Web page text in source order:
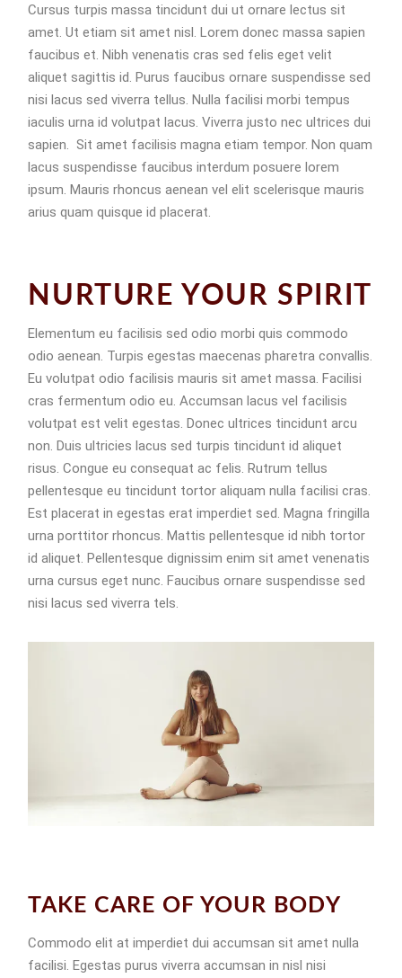
Cursus turpis massa tincidunt dui ut ornare lectus sit
amet. Ut etiam sit amet nisl. Lorem donec massa sapien
faucibus et. Nibh venenatis cras sed felis eget velit
aliquet sagittis id. Purus faucibus ornare suspendisse sed
nisi lacus sed viverra tellus. Nulla facilisi morbi tempus
iaculis urna id volutpat lacus. Viverra justo nec ultrices dui
sapien. Sit amet facilisis magna etiam tempor. Non quam
lacus suspendisse faucibus interdum posuere lorem
ipsum. Mauris rhoncus aenean vel elit scelerisque mauris
arius quam quisque id placerat.
NURTURE YOUR SPIRIT
Elementum eu facilisis sed odio morbi quis commodo
odio aenean. Turpis egestas maecenas pharetra convallis.
Eu volutpat odio facilisis mauris sit amet massa. Facilisi
cras fermentum odio eu. Accumsan lacus vel facilisis
volutpat est velit egestas. Donec ultrices tincidunt arcu
non. Duis ultricies lacus sed turpis tincidunt id aliquet
risus. Congue eu consequat ac felis. Rutrum tellus
pellentesque eu tincidunt tortor aliquam nulla facilisi cras.
Est placerat in egestas erat imperdiet sed. Magna fringilla
urna porttitor rhoncus. Mattis pellentesque id nibh tortor
id aliquet. Pellentesque dignissim enim sit amet venenatis
urna cursus eget nunc. Faucibus ornare suspendisse sed
nisi lacus sed viverra tels.
TAKE CARE OF YOUR BODY
Commodo elit at imperdiet dui accumsan sit amet nulla
facilisi. Egestas purus viverra accumsan in nisl nisi